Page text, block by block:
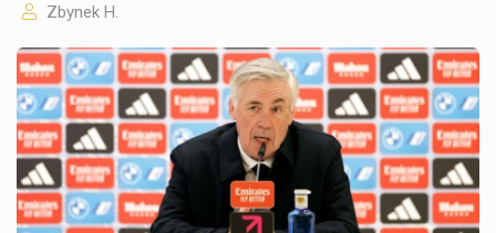
Zbynek H.